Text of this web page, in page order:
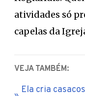
atividades só
capelas da
VEJA TAMBÉM:
Ela cria